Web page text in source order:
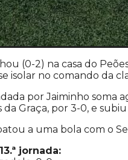
(0-2) na casa do
isolar no comando da
por Jaiminho soma
Graça, por 3-0, e
a uma bola com o
jornada: